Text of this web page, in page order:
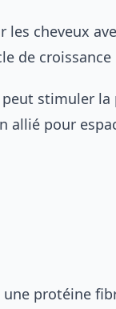
cheveux
de croissance
stimuler
allié pour
une protéine